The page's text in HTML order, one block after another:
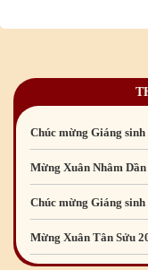
Mừng Xuân Giáp Thìn
Mừng Xuân Quý Mão
Chúc mừng Giáng
Mừng Xuân Nhâm Dần
Chúc mừng Giáng
Mừng Xuân Tân Sửu